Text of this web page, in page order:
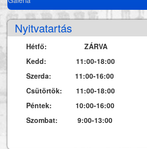
Nyitvatartás
Hétfő: ZÁRVA
Kedd: 11:00-18:00
Szerda: 11:00-16:00
Csütörtök: 11:00-18:00
Péntek: 10:00-16:00
Szombat: 9:00-13:00